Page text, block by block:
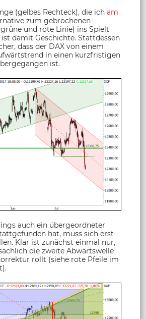
(gelbes Rechteck), die ich am
zum gebrochenen
und rote Linie) ins Spielt
damit Geschichte. Stattdessen
dass der DAX von einem
in einen kurzfristigen
ist.
auch ein übergeordneter
hat, muss sich erst
Klar ist zunächst einmal nur,
die zweite Abwärtswelle
rollt (siehe rote Pfeile im